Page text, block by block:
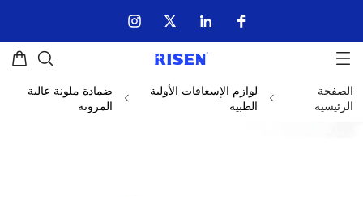
الصفحة
الرئيسية
لوازم الإسعافات الأولية
الطبية
ضمادة ملونة عالية
المرونة